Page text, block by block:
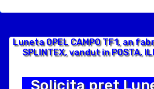
Luneta OPEL CAMPO TF1, an
SPLINTEX, vandut in POSTA,
Solicita pret